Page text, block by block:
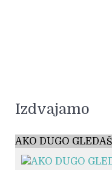
Izdvajamo
AKO DUGO